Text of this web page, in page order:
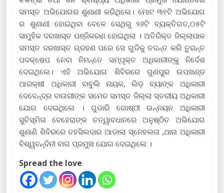
ସମସ୍ତ ଅଭିଯୋଗର ଶୁଣାଣୀ କରିଥିଲେ। ମୋଟ ୩୧ଟି ଅଭିଯୋଗ
ର ଶୁଣାଣୀ ହୋଇଥିବା ବେଳେ ସେଥିରୁ ୨୬ଟି ବ୍ୟକ୍ତିଗତ,୦୫ଟି
ସାମୁହିକ ଦରଖାସ୍ତ ପଞ୍ଜିକରଣ ହୋଇଥିଲା । ଅତିରିକ୍ତ ଜିଲ୍ଲାପାଳ
ସମସ୍ତ ଦରଖାସ୍ତ ଗ୍ରହଣ ପରେ ସେ ଗୁଡିକୁ ତଦନ୍ତ କରି ତୁରନ୍ତ
ପଦକ୍ଷେପ ନେବା ନିମନ୍ତେ ସମ୍ପୃକ୍ତ ଅଧିକାରୀଙ୍କୁ ନିର୍ଦେଶ
ଦେଇଥିଲେ। ଏହି ଅଭିଯୋଗ ଶିବିରରେ ଗୁଣପୁର ଉପଖଣ୍ଡ
ଆରକ୍ଷୀ ଅଧିକାରୀ ବାବୁଲି ନାୟକ, ଲିଡ଼ ବ୍ୟାଙ୍କ ଅଧିକାରୀ
ଦେବେନ୍ଦ୍ର ବାଉରୀଙ୍କ ସମେତ ସମସ୍ତ ଜିଲ୍ଲା ସ୍ତରୀୟ ଅଧିକାରୀ
ଯୋଗ ଦେଇଥିଲେ । ଗୁଡାରି ଗୋଷ୍ଠୀ ଉନ୍ନୟନ ଅଧିକାରୀ
ସୁଚିସ୍ମିତା ବେହେରାଙ୍କ ତତ୍ୱାବଧାନରେ ଅନୁଷ୍ଠିତ ଅଭିଯୋଗ
ଶୁଣାଣି ଶିବିରରେ ତହସିଲଦାର ଆଡାଲା ସ୍ନେହଲତା ,ଥାନା ଅଧିକାରୀ
ବିଶ୍ୱବନ୍ଦିନୀ ବାଗ ପ୍ରମୁଖ ଯୋଗ ଦେଇଥିଲେ ।
Spread the love